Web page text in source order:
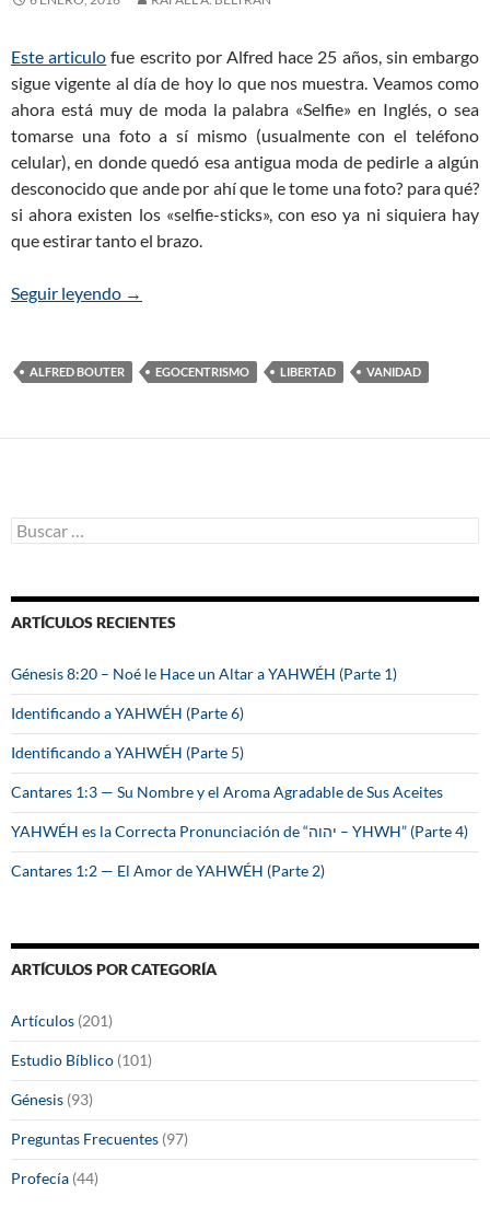
Este articulo fue escrito por Alfred hace 25 años, sin embargo
sigue vigente al día de hoy lo que nos muestra. Veamos como
ahora está muy de moda la palabra «Selfie» en Inglés, o sea
tomarse una foto a sí mismo (usualmente con el teléfono
celular), en donde quedó esa antigua moda de pedirle a algún
desconocido que ande por ahí que le tome una foto? para qué?
si ahora existen los «selfie-sticks», con eso ya ni siquiera hay
que estirar tanto el brazo.
Seguir leyendo El problema del amor-a-sí-mismo
→
ALFRED BOUTER EGOCENTRISMO LIBERTAD VANIDAD
B
u
a
r
ARTÍCULOS RECIENTES
Génesis 8:20 – Noé le Hace un Altar a YAHWÉH (Parte 1)
Identificando a YAHWÉH (Parte 6)
Identificando a YAHWÉH (Parte 5)
Cantares 1:3 — Su Nombre y el Aroma Agradable de Sus Aceites
YAHWÉH es la Correcta Pronunciación de “יהוה – YHWH” (Parte 4)
Cantares 1:2 — El Amor de YAHWÉH (Parte 2)
ARTÍCULOS POR CATEGORÍA
Artículos (201)
Estudio Bíblico (101)
Génesis (93)
Preguntas Frecuentes (97)
Profecía (44)